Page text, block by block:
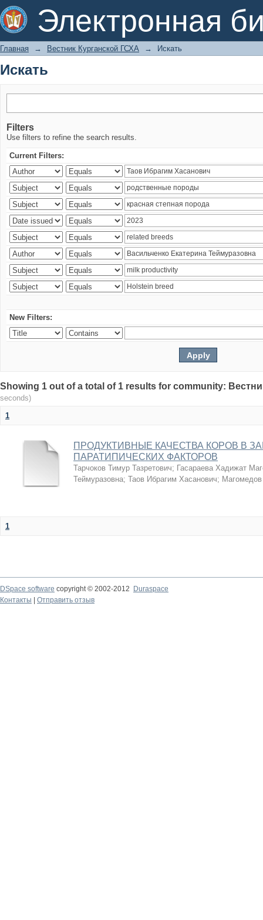
Электронная
Искать
Главная → Вестник Курганской ГСХА → Искать
Искать
Filters
Use filters to refine the search results.
Current Filters:
New Filters:
Showing 1 out of a total of 1 results for community:
seconds)
1
ПРОДУКТИВНЫЕ КАЧЕСТВА КОРОВ В
ПАРАТИПИЧЕСКИХ ФАКТОРОВ
Тарчоков Тимур Тазретович; Гасараева Хадижат
Теймуразовна; Таов Ибрагим Хасанович;
1
DSpace software copyright © 2002-2012
Duraspace
Контакты
Отправить отзыв